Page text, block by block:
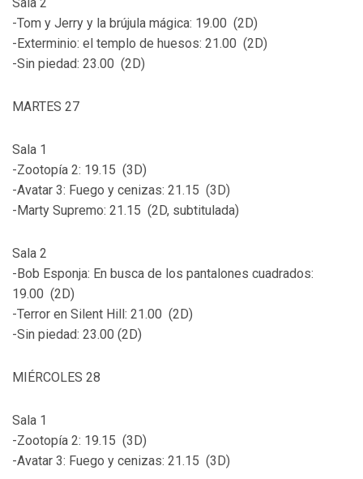
Sala 2
-Tom y Jerry y la brújula mágica: 19.00 (2D)
-Exterminio: el templo de huesos: 21.00 (2D)
-Sin piedad: 23.00 (2D)
MARTES 27
Sala 1
-Zootopía 2: 19.15 (3D)
-Avatar 3: Fuego y cenizas: 21.15 (3D)
-Marty Supremo: 21.15 (2D, subtitulada)
Sala 2
-Bob Esponja: En busca de los pantalones cuadrados:
19.00 (2D)
-Terror en Silent Hill: 21.00 (2D)
-Sin piedad: 23.00 (2D)
MIÉRCOLES 28
Sala 1
-Zootopía 2: 19.15 (3D)
-Avatar 3: Fuego y cenizas: 21.15 (3D)